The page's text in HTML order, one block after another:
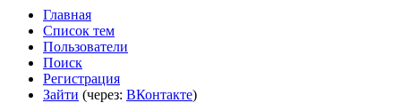
Главная
Список тем
Пользователи
Поиск
Регистрация
Зайти (через: ВКонтакте)